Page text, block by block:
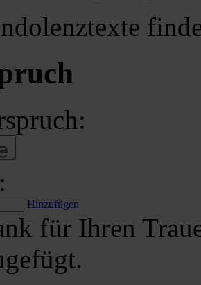
Hinzufügen
für Ihren